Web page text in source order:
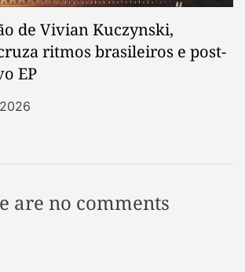
de Vivian Kuczynski,
ritmos brasileiros e post-
EP
are no comments